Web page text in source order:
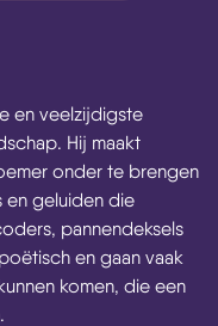
en veelzijdigste
Hij maakt
onder te brengen
en geluiden die
pannendeksels
en gaan vaak
komen, die een